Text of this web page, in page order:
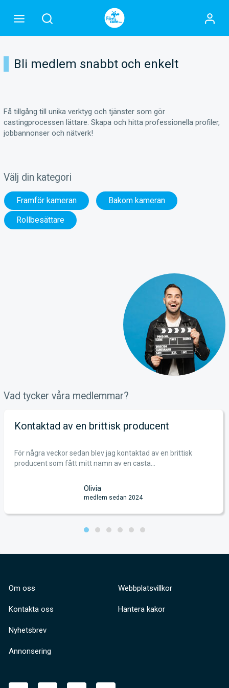
Bli medlem snabbt och enkelt
Få tillgång till unika verktyg och tjänster som gör
castingprocessen lättare. Skapa och hitta professionella profiler,
jobbannonser och nätverk!
Välj din kategori
Framför kameran
Bakom kameran
Rollbesättare
Vad tycker våra medlemmar?
Kontaktad av en brittisk producent
För några veckor sedan blev jag kontaktad av en brittisk
producent som fått mitt namn av en casta...
Olivia
medlem sedan 2024
Om oss
Kontakta oss
Nyhetsbrev
Annonsering
Webbplatsvillkor
Hantera kakor